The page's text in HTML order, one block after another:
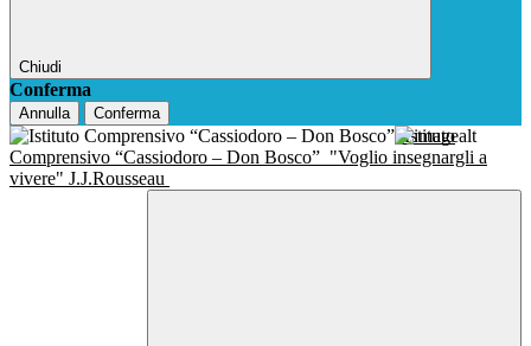
Chiudi
Conferma
Annulla Conferma
Istituto
Comprensivo “Cassiodoro – Don Bosco” "Voglio insegnargli a
vivere" J.J.Rousseau